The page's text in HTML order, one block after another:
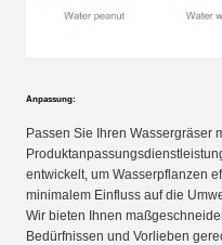
Anpassung:
Passen Sie Ihren Wassergräser
entwickelt, um Wasserpflanzen
minimalem Einfluss auf die
Wir bieten Ihnen
Bedürfnissen und Vorlieben